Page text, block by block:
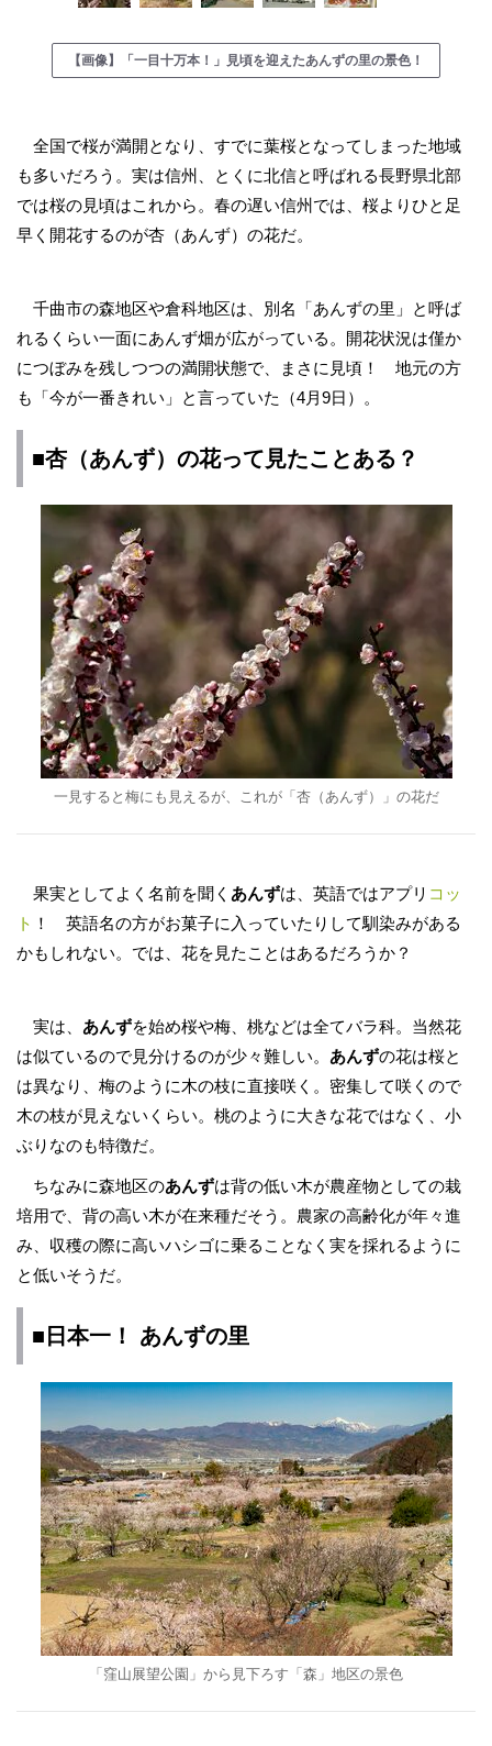
【画像】「一目十万本！」見頃を迎えたあんずの里の景色！
全国で桜が満開となり、すでに葉桜となってしまった地域
も多いだろう。実は信州、とくに北信と呼ばれる長野県北部
では桜の見頃はこれから。春の遅い信州では、桜よりひと足
早く開花するのが杏（あんず）の花だ。
千曲市の森地区や倉科地区は、別名「あんずの里」と呼ば
れるくらい一面にあんず畑が広がっている。開花状況は僅か
につぼみを残しつつの満開状態で、まさに見頃！ 地元の方
も「今が一番きれい」と言っていた（4月9日）。
■杏（あんず）の花って見たことある？
一見すると梅にも見えるが、これが「杏（あんず）」の花だ
果実としてよく名前を聞く あんずは、英語ではアプリ コッ
ト ！ 英語名の方がお菓子に入っていたりして馴染みがある
かもしれない。では、花を見たことはあるだろうか？
実は、 あんずを始め桜や梅、桃などは全てバラ科。当然花
は似ているので見分けるのが少々難しい。 あんずの花は桜と
は異なり、梅のように木の枝に直接咲く。密集して咲くので
木の枝が見えないくらい。桃のように大きな花ではなく、小
ぶりなのも特徴だ。
ちなみに森地区のあんずは背の低い木が農産物としての栽
培用で、背の高い木が在来種だそう。農家の高齢化が年々進
み、収穫の際に高いハシゴに乗ることなく実を採れるように
と低いそうだ。
■日本一！ あんずの里
「窪山展望公園」から見下ろす「森」地区の景色